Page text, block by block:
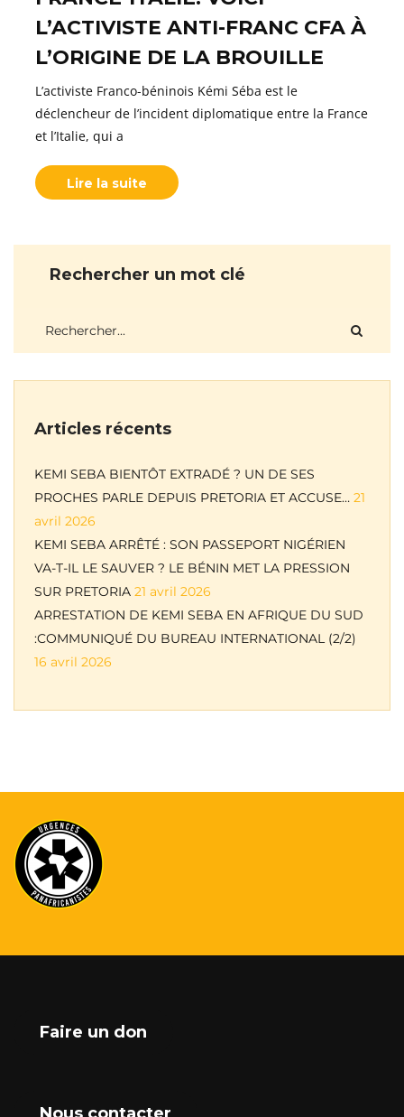
L’ACTIVISTE ANTI-FRANC CFA À
L’ORIGINE DE LA BROUILLE
L’activiste Franco-béninois Kémi Séba est le
déclencheur de l’incident diplomatique entre la France
et l’Italie, qui a
Lire la suite
Rechercher un mot clé
Articles récents
KEMI SEBA BIENTÔT EXTRADÉ ? UN DE SES
PROCHES PARLE DEPUIS PRETORIA ET ACCUSE… 21
avril 2026
KEMI SEBA ARRÊTÉ : SON PASSEPORT NIGÉRIEN
VA-T-IL LE SAUVER ? LE BÉNIN MET LA PRESSION
SUR PRETORIA 21 avril 2026
ARRESTATION DE KEMI SEBA EN AFRIQUE DU SUD
:COMMUNIQUÉ DU BUREAU INTERNATIONAL (2/2)
16 avril 2026
Faire un don